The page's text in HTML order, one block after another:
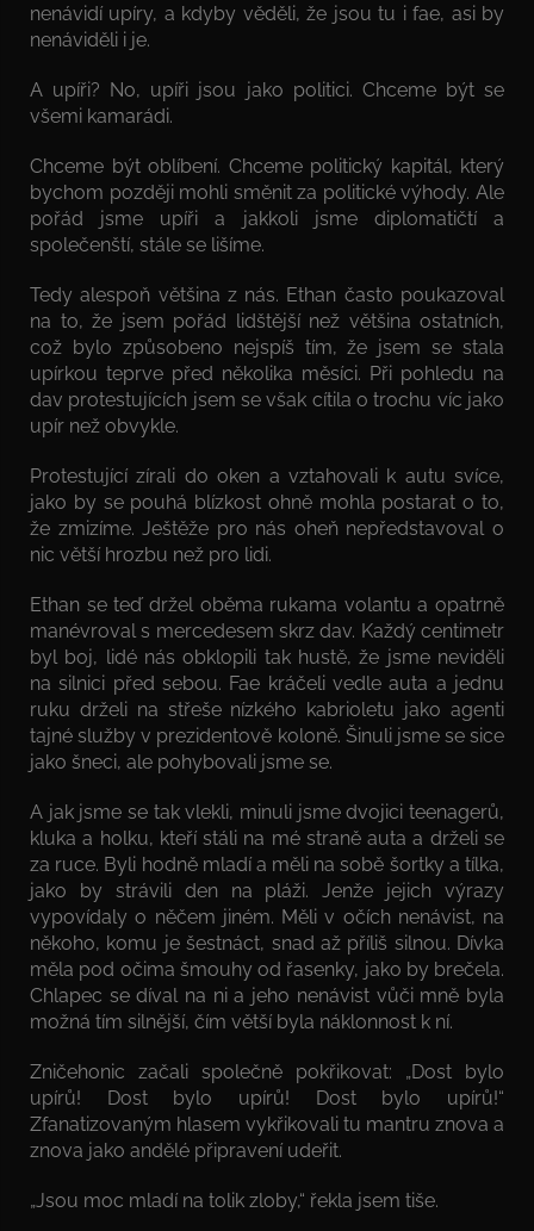
nenávidí upíry, a kdyby věděli, že jsou tu i fae, asi by
nenáviděli i je.
A upíři? No, upíři jsou jako politici. Chceme být se
všemi kamarádi.
Chceme být oblíbení. Chceme politický kapitál, který
bychom později mohli směnit za politické výhody. Ale
pořád jsme upíři a jakkoli jsme diplomatičtí a
společenští, stále se lišíme.
Tedy alespoň většina z nás. Ethan často poukazoval
na to, že jsem pořád lidštější než většina ostatních,
což bylo způsobeno nejspíš tím, že jsem se stala
upírkou teprve před několika měsíci. Při pohledu na
dav protestujících jsem se však cítila o trochu víc jako
upír než obvykle.
Protestující zírali do oken a vztahovali k autu svíce,
jako by se pouhá blízkost ohně mohla postarat o to,
že zmizíme. Ještěže pro nás oheň nepředstavoval o
nic větší hrozbu než pro lidi.
Ethan se teď držel oběma rukama volantu a opatrně
manévroval s mercedesem skrz dav. Každý centimetr
byl boj, lidé nás obklopili tak hustě, že jsme neviděli
na silnici před sebou. Fae kráčeli vedle auta a jednu
ruku drželi na střeše nízkého kabrioletu jako agenti
tajné služby v prezidentově koloně. Šinuli jsme se sice
jako šneci, ale pohybovali jsme se.
A jak jsme se tak vlekli, minuli jsme dvojici teenagerů,
kluka a holku, kteří stáli na mé straně auta a drželi se
za ruce. Byli hodně mladí a měli na sobě šortky a tílka,
jako by strávili den na pláži. Jenže jejich výrazy
vypovídaly o něčem jiném. Měli v očích nenávist, na
někoho, komu je šestnáct, snad až příliš silnou. Dívka
měla pod očima šmouhy od řasenky, jako by brečela.
Chlapec se díval na ni a jeho nenávist vůči mně byla
možná tím silnější, čím větší byla náklonnost k ní.
Zničehonic začali společně pokřikovat: „Dost bylo
upírů! Dost bylo upírů! Dost bylo upírů!“
Zfanatizovaným hlasem vykřikovali tu mantru znova a
znova jako andělé připravení udeřit.
„Jsou moc mladí na tolik zloby,“ řekla jsem tiše.